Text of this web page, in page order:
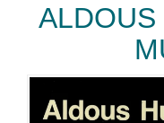
ALDOUS